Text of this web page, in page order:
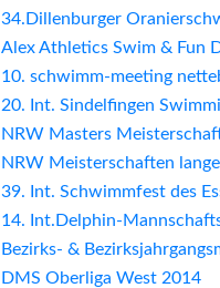
34.Dillenburger
Alex Athletics Swim & Fun
10. schwimm-meeting
20. Int. Sindelfingen
NRW Masters
NRW Meisterschaften
39. Int. Schwimmfest des
14. Int.Delphin-
Bezirks- &
DMS Oberliga West 2014